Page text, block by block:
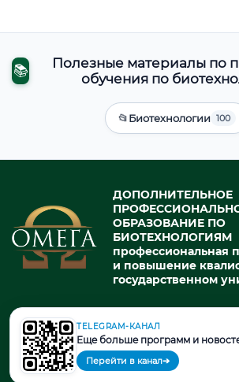
📚
Полезные материалы по
обучения по
📂Биотехнологии 100
ДОПОЛНИТЕЛЬНОЕ
ОБРАЗОВАНИЕ ПО
БИОТЕХНОЛОГИЯМ
профессиональная
и повышение
государственном
© 2026. При использовании материалов
на источник обязательна.
TELEGRAM-КАНАЛ
Еще больше программ и
Перейти в канал➔